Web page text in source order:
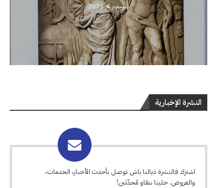
ديسمبر 6, 2025
النشرة الإخبارية
اشترك فالنشرة ديالنا باش توصل بأحدث الأخبار، الخدمات،
والعروض. خلينا نبقاو مُحدّثين!